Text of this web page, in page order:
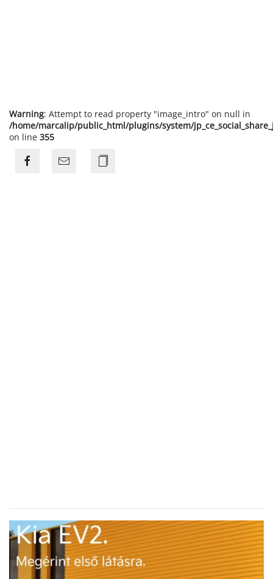
Warning: Attempt to read property "image_intro" on null in
/home/marcalip/public_html/plugins/system/
on line 355